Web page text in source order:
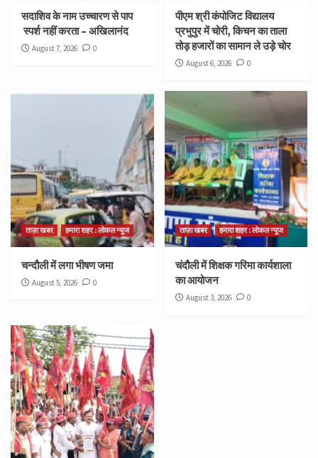
सदाशिव के नाम उच्चारण से पाप
स्पर्श नहीं करता – अखिलानंद
August 7, 2026 0
पीएम श्री कंपोजिट विद्यालय
प्रभुपुर में चोरी, किचन का ताला
तोड़ हजारों का सामान ले उड़े चोर
August 6, 2026 0
ताज़ा खबर हमारा शहर : लोकल न्यूज
चन्दौली में लगा भीषण जमा
August 5, 2026 0
ताज़ा खबर हमारा शहर : लोकल न्यूज
चंदौली में शिक्षक गरिमा कार्यशाला
का आयोजन
August 3, 2026 0